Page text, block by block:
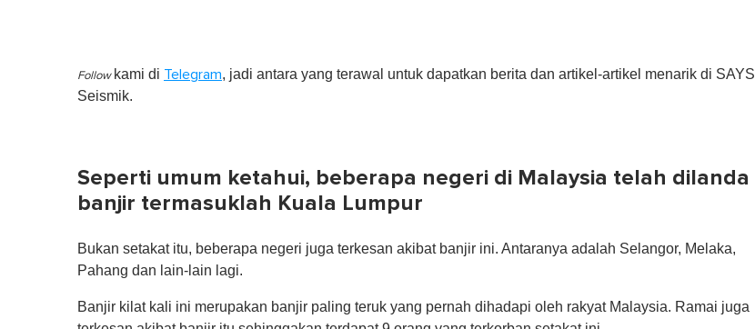
Follow kami di Telegram, jadi antara yang terawal untuk dapatkan berita dan artikel-artikel menarik di SAYS
Seismik.
Seperti umum ketahui, beberapa negeri di Malaysia telah dilanda
banjir termasuklah Kuala Lumpur
Bukan setakat itu, beberapa negeri juga terkesan akibat banjir ini. Antaranya adalah Selangor, Melaka,
Pahang dan lain-lain lagi.
Banjir kilat kali ini merupakan banjir paling teruk yang pernah dihadapi oleh rakyat Malaysia. Ramai juga